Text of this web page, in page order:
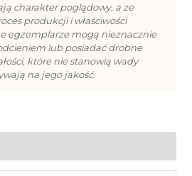
charakter poglądowy, a ze
produkcji i właściwości
egzemplarze mogą nieznacznie
lub posiadać drobne
które nie stanowią wady
na jego jakość.